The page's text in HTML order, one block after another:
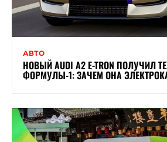
АВТО
НОВЫЙ AUDI A2 E-TRON ПОЛУЧИЛ
ФОРМУЛЫ-1: ЗАЧЕМ ОНА